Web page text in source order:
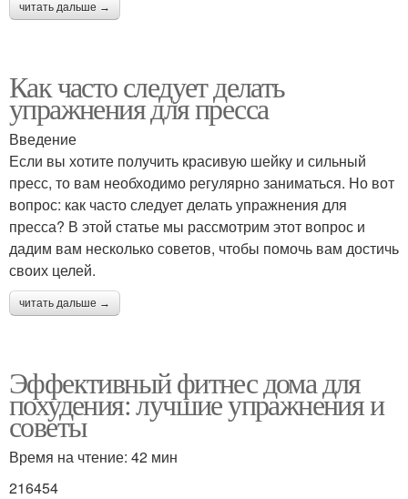
читать дальше →
Как часто следует делать
упражнения для пресса
Введение
Если вы хотите получить красивую шейку и сильный
пресс, то вам необходимо регулярно заниматься. Но вот
вопрос: как часто следует делать упражнения для
пресса? В этой статье мы рассмотрим этот вопрос и
дадим вам несколько советов, чтобы помочь вам достичь
своих целей.
читать дальше →
Эффективный фитнес дома для
похудения: лучшие упражнения и
советы
Время на чтение: 42 мин
216454